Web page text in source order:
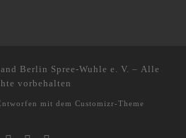
Berlin Spree-Wuhle e. V. – Alle
vorbehalten
mit dem Customizr-Theme